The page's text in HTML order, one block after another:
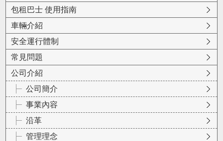
包租巴士 使用指南
車輛介紹
安全運行體制
常見問題
公司介紹
公司簡介
事業內容
沿革
管理理念